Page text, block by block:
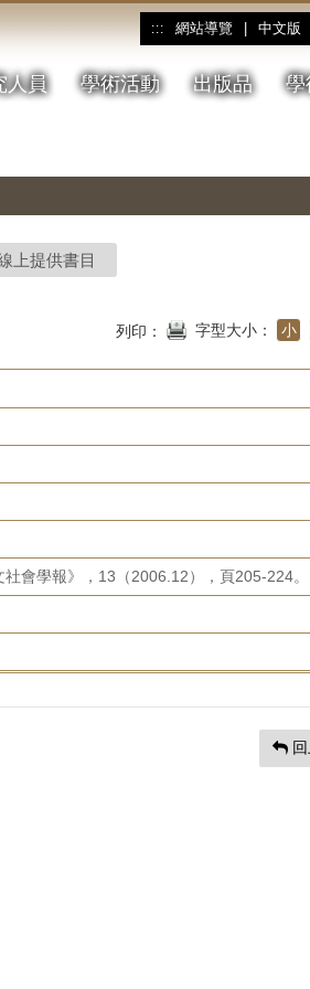
::: 網站導覽 中文版
人員 學術活動 出版品 學
上提供書目
列印： 字型大小： 小
會學報》，13（2006.12），頁205-224。